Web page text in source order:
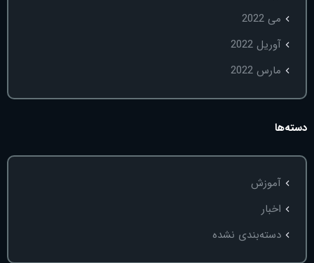
می 2022
آوریل 2022
مارس 2022
دسته‌ها
آموزش
اخبار
دسته‌بندی نشده